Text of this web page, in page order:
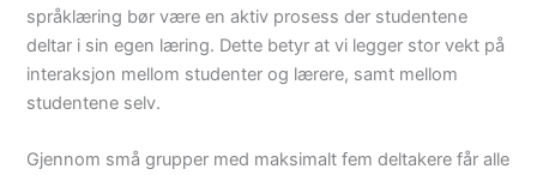
språklæring bør være en aktiv prosess der studentene
deltar i sin egen læring. Dette betyr at vi legger stor vekt på
interaksjon mellom studenter og lærere, samt mellom
studentene selv.
Gjennom små grupper med maksimalt fem deltakere får alle